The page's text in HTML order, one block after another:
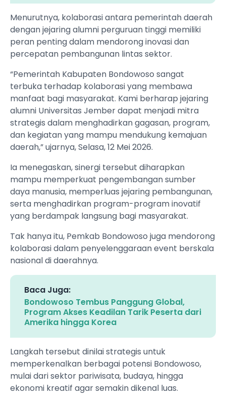
Menurutnya, kolaborasi antara pemerintah daerah
dengan jejaring alumni perguruan tinggi memiliki
peran penting dalam mendorong inovasi dan
percepatan pembangunan lintas sektor.
“Pemerintah Kabupaten Bondowoso sangat
terbuka terhadap kolaborasi yang membawa
manfaat bagi masyarakat. Kami berharap jejaring
alumni Universitas Jember dapat menjadi mitra
strategis dalam menghadirkan gagasan, program,
dan kegiatan yang mampu mendukung kemajuan
daerah,” ujarnya, Selasa, 12 Mei 2026.
Ia menegaskan, sinergi tersebut diharapkan
mampu memperkuat pengembangan sumber
daya manusia, memperluas jejaring pembangunan,
serta menghadirkan program-program inovatif
yang berdampak langsung bagi masyarakat.
Tak hanya itu, Pemkab Bondowoso juga mendorong
kolaborasi dalam penyelenggaraan event berskala
nasional di daerahnya.
Baca Juga:
Bondowoso Tembus Panggung Global,
Program Akses Keadilan Tarik Peserta dari
Amerika hingga Korea
Langkah tersebut dinilai strategis untuk
memperkenalkan berbagai potensi Bondowoso,
mulai dari sektor pariwisata, budaya, hingga
ekonomi kreatif agar semakin dikenal luas.